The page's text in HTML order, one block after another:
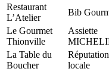
Restaurant
L’Atelier
Bib
Le Gourmet
Thionville
Assiette
La Table du
Boucher
Réputation
locale